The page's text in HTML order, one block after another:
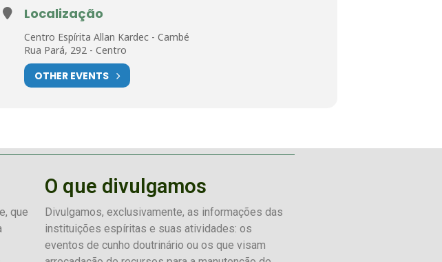
Localização
Centro Espírita Allan Kardec - Cambé
Rua Pará, 292 - Centro
OTHER EVENTS
que
O que divulgamos
Divulgamos, exclusivamente, as informações das
instituições espíritas e suas atividades: os
eventos de cunho doutrinário ou os que visam